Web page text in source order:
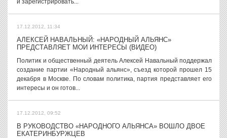
и зарегистрировать...
17.12.2012, 11:34
АЛЕКСЕЙ НАВАЛЬНЫЙ: «НАРОДНЫЙ АЛЬЯНС»
ПРЕДСТАВЛЯЕТ МОИ ИНТЕРЕСЫ (ВИДЕО)
Политик и общественный деятель Алексей Навальный поддержал
создание партии «Народный альянс», съезд которой прошел 15
декабря в Москве. По словам политика, партия представляет его
интересы и он готов...
17.12.2012, 09:52
В РУКОВОДСТВО «НАРОДНОГО АЛЬЯНСА» ВОШЛО ДВОЕ
ЕКАТЕРИНБУРЖЦЕВ